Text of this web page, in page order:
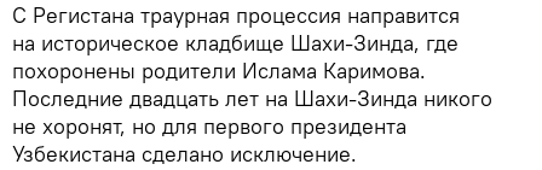
С Регистана траурная процессия направится
на историческое кладбище Шахи-Зинда, где
похоронены родители Ислама Каримова.
Последние двадцать лет на Шахи-Зинда никого
не хоронят, но для первого президента
Узбекистана сделано исключение.